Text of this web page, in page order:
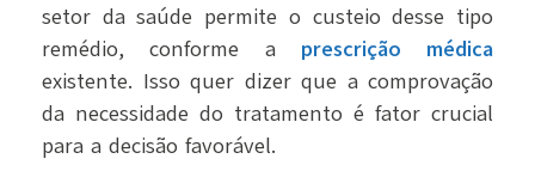
setor da saúde permite o custeio desse tipo
remédio, conforme a prescrição médica
existente. Isso quer dizer que a comprovação
da necessidade do tratamento é fator crucial
para a decisão favorável.